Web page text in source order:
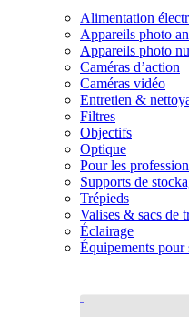
Alimentation
Appareils photo
Appareils photo
Caméras d’action
Caméras vidéo
Entretien &
Filtres
Objectifs
Optique
Pour les
Supports de
Trépieds
Valises & sacs de
Éclairage
Équipements pour